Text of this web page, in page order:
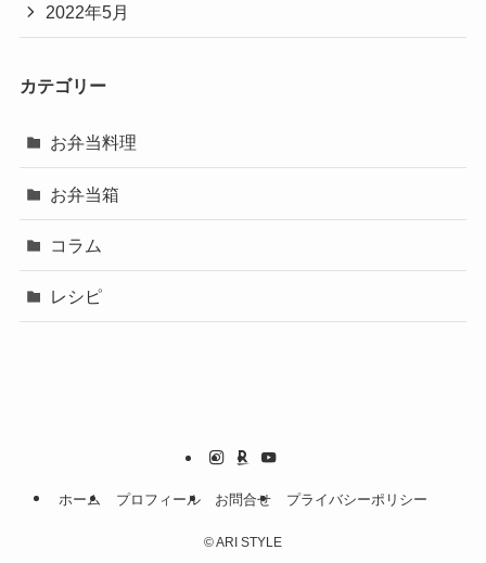
2022年5月
カテゴリー
お弁当料理
お弁当箱
コラム
レシピ
ホーム プロフィール お問合せ プライバシーポリシー
©ARI STYLE